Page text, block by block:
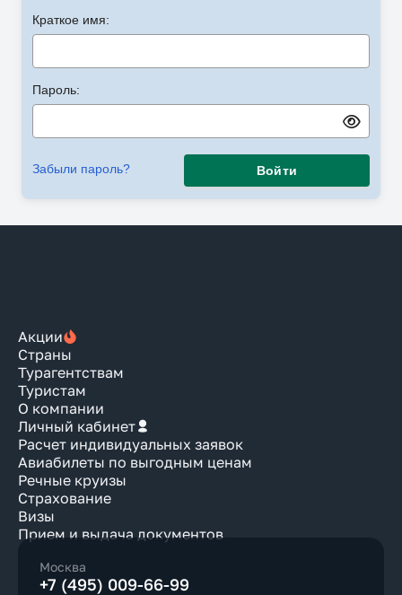
Краткое имя:
Пароль:
Забыли пароль? Войти
Акции
Страны
Турагентствам
Туристам
О компании
Личный кабинет
Расчет индивидуальных заявок
Авиабилеты по выгодным ценам
Речные круизы
Страхование
Визы
Прием и выдача документов
Москва
+7 (495) 009-66-99